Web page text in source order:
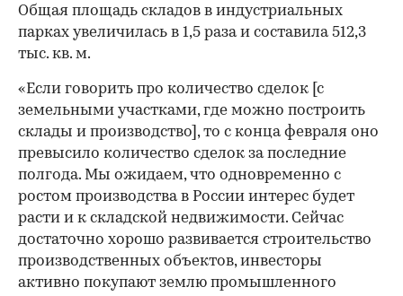
Общая площадь складов в индустриальных
парках увеличилась в 1,5 раза и составила 512,3
тыс. кв. м.
00:00 / 00:00
«Если говорить про количество сделок [с
земельными участками, где можно построить
склады и производство], то с конца февраля оно
превысило количество сделок за последние
полгода. Мы ожидаем, что одновременно с
ростом производства в России интерес будет
расти и к складской недвижимости. Сейчас
достаточно хорошо развивается строительство
производственных объектов, инвесторы
активно покупают землю промышленного